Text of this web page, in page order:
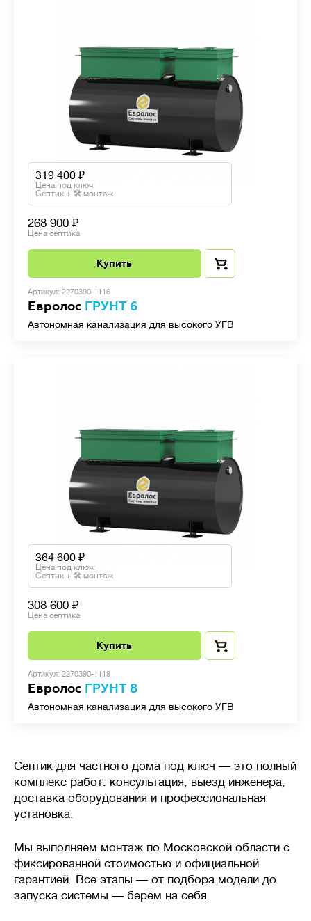
319 400
Цена под ключ:
Септик + 🛠 монтаж
268 900
Цена септика
Купить
Артикул: 2270390-1116
Евролос ГРУНТ 6
Автономная канализация для высокого УГВ
364 600
Цена под ключ:
Септик + 🛠 монтаж
308 600
Цена септика
Купить
Артикул: 2270390-1118
Евролос ГРУНТ 8
Автономная канализация для высокого УГВ
Септик для частного дома под ключ — это полный
комплекс работ: консультация, выезд инженера,
доставка оборудования и профессиональная
установка.
Мы выполняем монтаж по Московской области с
фиксированной стоимостью и официальной
гарантией. Все этапы — от подбора модели до
запуска системы — берём на себя.